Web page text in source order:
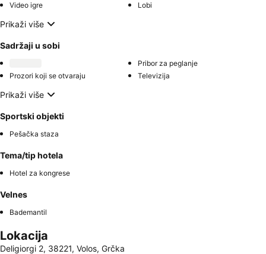
Video igre
Lobi
Prikaži više
Sadržaji u sobi
Pribor za peglanje
Prozori koji se otvaraju
Televizija
Prikaži više
Sportski objekti
Pešačka staza
Tema/tip hotela
Hotel za kongrese
Velnes
Bademantil
Lokacija
Deligiorgi 2, 38221, Volos, Grčka